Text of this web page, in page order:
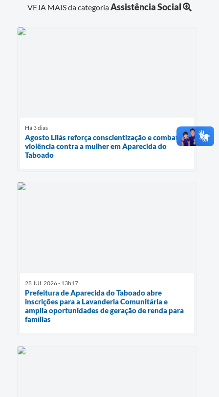
VEJA MAIS da categoriaAssistência Social
Há 3 dias
Agosto Lilás reforça conscientização e combate à
violência contra a mulher em Aparecida do
Taboado
28 JUL 2026 - 13h17
Prefeitura de Aparecida do Taboado abre
inscrições para a Lavanderia Comunitária e
amplia oportunidades de geração de renda para
famílias